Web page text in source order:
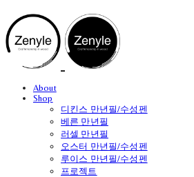
About
Shop
디킨스 만년필/수성펜
베른 만년필
러셀 만년필
오스터 만년필/수성펜
루이스 만년필/수성펜
프로젝트